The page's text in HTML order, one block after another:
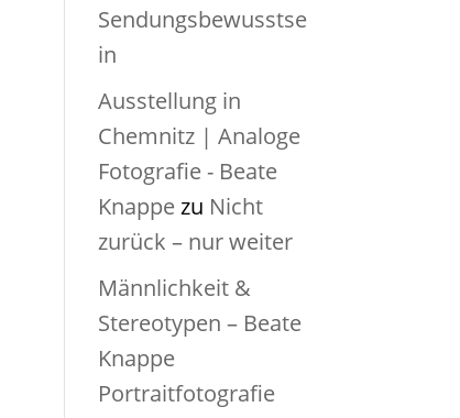
Sendungsbewusstse
in
Ausstellung in
Chemnitz | Analoge
Fotografie - Beate
Knappezu Nicht
zurück – nur weiter
Männlichkeit &
Stereotypen – Beate
Knappe
Portraitfotografie